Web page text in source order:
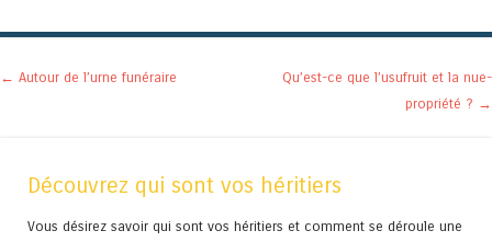
Navigation des articles
← Autour de l’urne funéraire
Qu’est-ce que l’usufruit et la nue-
propriété ? →
Découvrez qui sont vos héritiers
Vous désirez savoir qui sont vos héritiers et comment se déroule une